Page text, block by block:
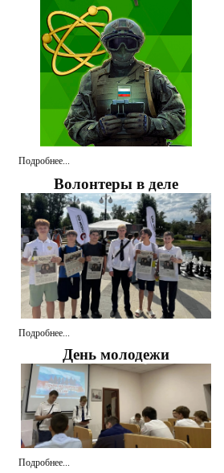
Подробнее...
Волонтеры в деле
Подробнее...
День молодежи
Подробнее...